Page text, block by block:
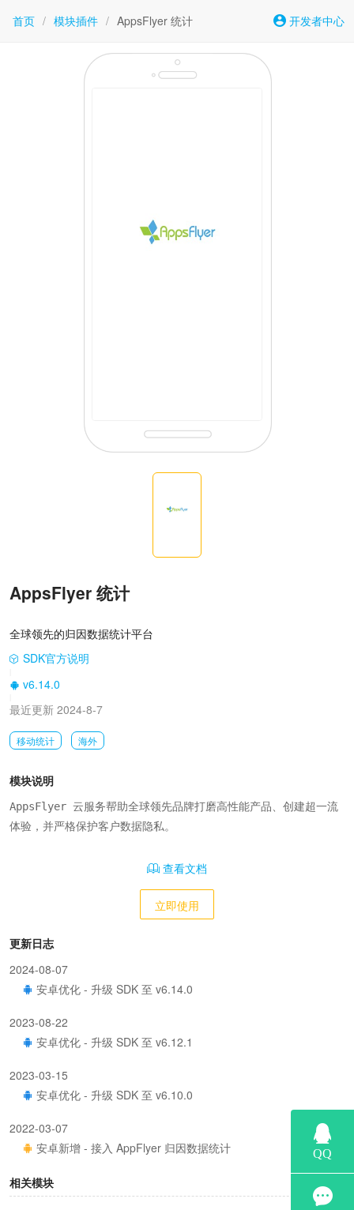
首页 / 模块插件 / AppsFlyer 统计 开发者中心
AppsFlyer 统计
全球领先的归因数据统计平台
SDK官方说明
v6.14.0
最近更新 2024-8-7
移动统计 海外
模块说明
AppsFlyer 云服务帮助全球领先品牌打磨高性能产品、创建超一流
体验，并严格保护客户数据隐私。
查看文档
立即使用
更新日志
2024-08-07
安卓优化 - 升级 SDK 至 v6.14.0
2023-08-22
安卓优化 - 升级 SDK 至 v6.12.1
2023-03-15
安卓优化 - 升级 SDK 至 v6.10.0
2022-03-07
安卓新增 - 接入 AppFlyer 归因数据统计
相关模块